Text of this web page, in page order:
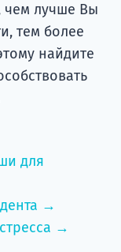
чем лучше Вы
тем более
найдите
для
→
→